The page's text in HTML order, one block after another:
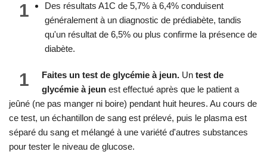
1
Des résultats A1C de 5,7% à 6,4% conduisent
généralement à un diagnostic de prédiabète, tandis
qu'un résultat de 6,5% ou plus confirme la présence de
diabète.
1 Faites un test de glycémie à jeun. Un test de
glycémie à jeun est effectué après que le patient a
jeûné (ne pas manger ni boire) pendant huit heures. Au cours de
ce test, un échantillon de sang est prélevé, puis le plasma est
séparé du sang et mélangé à une variété d'autres substances
pour tester le niveau de glucose.